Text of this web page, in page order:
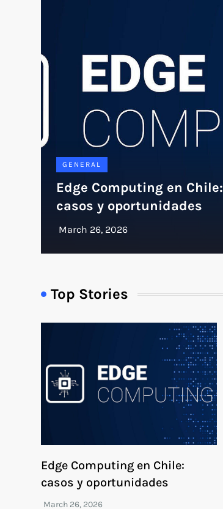
GENERAL
Edge Computing en Chile:
casos y oportunidades
Top Stories
Edge Computing en Chile:
casos y oportunidades